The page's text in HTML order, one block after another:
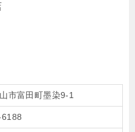
市富田町墨染9-1